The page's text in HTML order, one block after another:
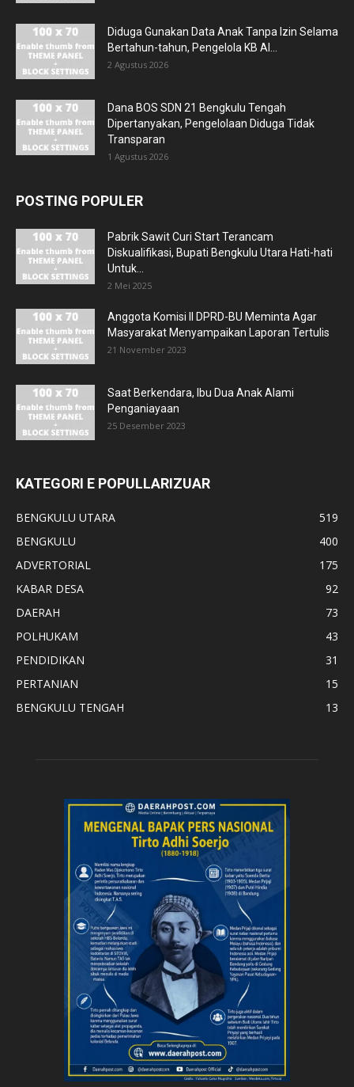
Diduga Gunakan Data Anak Tanpa Izin Selama
Bertahun-tahun, Pengelola KB Al...
2 Agustus 2026
Dana BOS SDN 21 Bengkulu Tengah
Dipertanyakan, Pengelolaan Diduga Tidak
Transparan
1 Agustus 2026
POSTING POPULER
Pabrik Sawit Curi Start Terancam
Diskualifikasi, Bupati Bengkulu Utara Hati-hati
Untuk...
2 Mei 2025
Anggota Komisi II DPRD-BU Meminta Agar
Masyarakat Menyampaikan Laporan Tertulis
21 November 2023
Saat Berkendara, Ibu Dua Anak Alami
Penganiayaan
25 Desember 2023
KATEGORI E POPULLARIZUAR
BENGKULU UTARA
519
BENGKULU
400
ADVERTORIAL
175
KABAR DESA
92
DAERAH
73
POLHUKAM
43
PENDIDIKAN
31
PERTANIAN
15
BENGKULU TENGAH
13